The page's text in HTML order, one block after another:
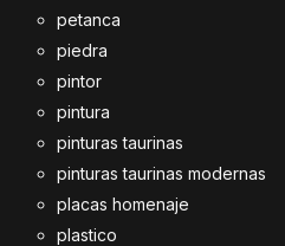
petanca
piedra
pintor
pintura
pinturas taurinas
pinturas taurinas modernas
placas homenaje
plastico